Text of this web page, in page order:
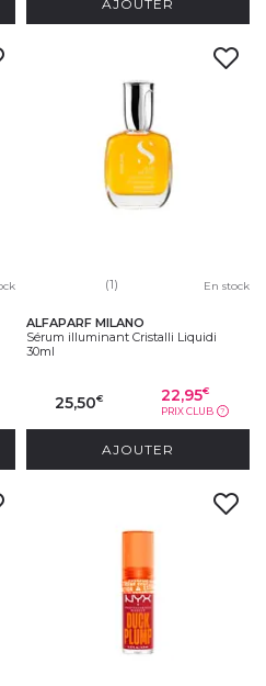
AJOUTER
(1) En stock
ALFAPARF MILANO
Sérum illuminant Cristalli Liquidi
30ml
25,50€ 22,95€
PRIX CLUB ?
AJOUTER